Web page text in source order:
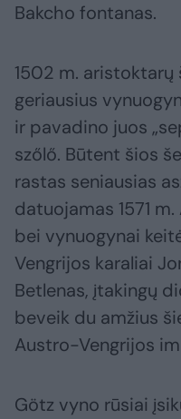
Bakcho fontanas.
1502 m. aristoktarų
geriausius
ir pavadino juos
szőlő. Būtent šios
rastas seniausias
datuojamas 1571
bei vynuogynai
Vengrijos karaliai
Betlenas, įtakingų
beveik du amžius
Austro-Vengrijos
Götz vyno rūsiai